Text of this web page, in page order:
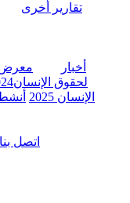
تقارير أخرى
أخبار
معرض
لحقوق الإنسان2024
الإنسان 2025
اتصل بنا